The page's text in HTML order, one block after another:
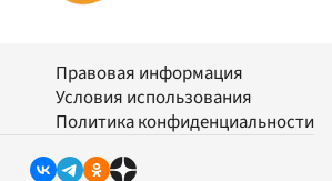
Правовая информация
Условия использования
Политика конфиденциальности